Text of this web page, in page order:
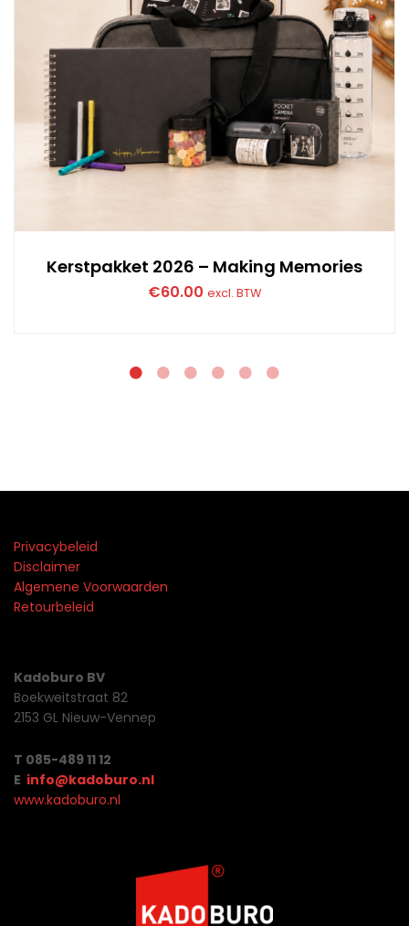
Kerstpakket 2026 – Making Memories
€60.00 excl. BTW
Privacybeleid
Disclaimer
Algemene Voorwaarden
Retourbeleid
Kadoburo BV
Boekweitstraat 82
2153 GL Nieuw-Vennep
T 085-489 11 12
E info@kadoburo.nl
www.kadoburo.nl